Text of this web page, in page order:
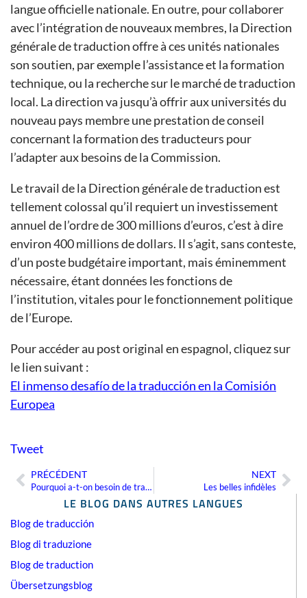
LE BLOG DANS AUTRES LANGUES
Blog de traducción
Blog di traduzione
Blog de traduction
Übersetzungsblog
langue officielle nationale. En outre, pour collaborer
avec l’intégration de nouveaux membres, la Direction
générale de traduction offre à ces unités nationales
son soutien, par exemple l’assistance et la formation
technique, ou la recherche sur le marché de traduction
local. La direction va jusqu’à offrir aux universités du
nouveau pays membre une prestation de conseil
concernant la formation des traducteurs pour
l’adapter aux besoins de la Commission.
Le travail de la Direction générale de traduction est
tellement colossal qu’il requiert un investissement
annuel de l’ordre de 300 millions d’euros, c’est à dire
environ 400 millions de dollars. Il s’agit, sans conteste,
d’un poste budgétaire important, mais éminemment
nécessaire, étant données les fonctions de
l’institution, vitales pour le fonctionnement politique
de l’Europe.
Pour accéder au post original en espagnol, cliquez sur
le lien suivant :
El inmenso desafío de la traducción en la Comisión
Europea
Tweet
Précédent
PRÉCÉDENT
Pourquoi a-t-on besoin de traductions ?
NEXT
Les belles infidèles